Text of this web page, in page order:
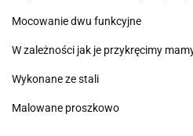
Mocowanie dwu funkcyjne
W zależności jak je przykręcimy
Wykonane ze stali
Malowane proszkowo